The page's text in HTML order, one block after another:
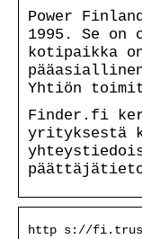
Power
1995. Se on
kotipaikka
Yhtiön
Finder.fi
yrityksestä
http s://